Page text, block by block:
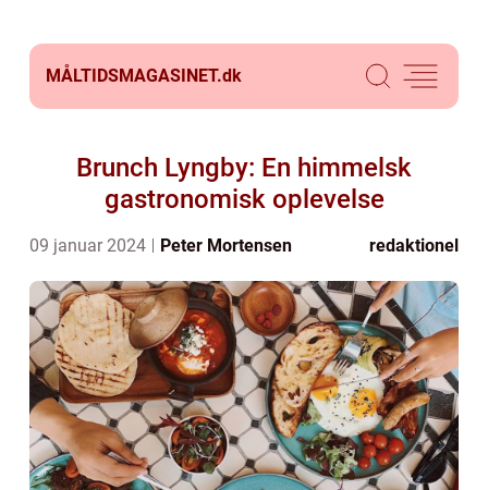
MÅLTIDSMAGASINET.dk
Brunch Lyngby: En himmelsk
gastronomisk oplevelse
09 januar 2024 Peter Mortensen redaktionel